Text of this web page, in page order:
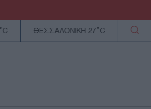
ΘΕΣΣΑΛΟΝΙΚΗ 27°C